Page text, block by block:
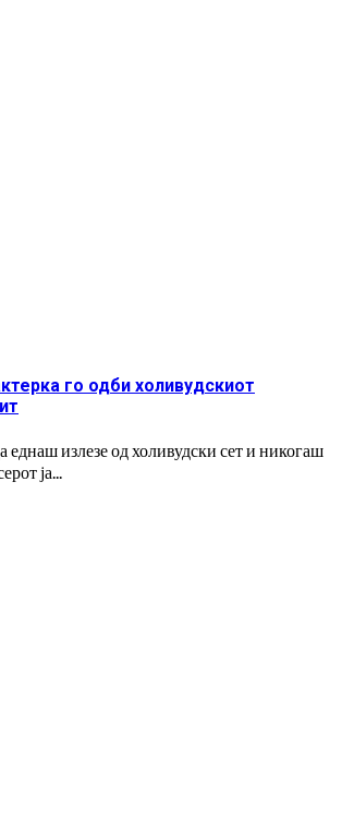
го одби холивудскиот
излезе од холивудски сет и никогаш
ја...